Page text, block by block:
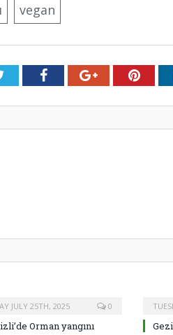
vegan
TwitterFacebookGoogle+
JULY 25TH, 2025 0
Orman yangını